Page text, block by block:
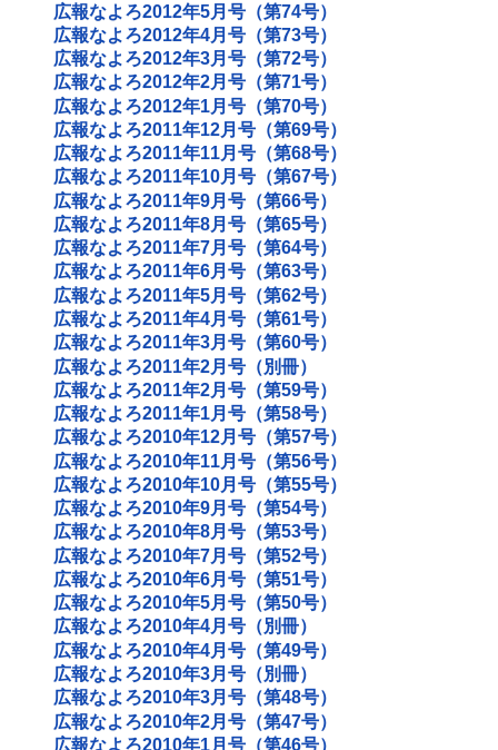
広報なよろ2012年5月号（第74号）
広報なよろ2012年4月号（第73号）
広報なよろ2012年3月号（第72号）
広報なよろ2012年2月号（第71号）
広報なよろ2012年1月号（第70号）
広報なよろ2011年12月号（第69号）
広報なよろ2011年11月号（第68号）
広報なよろ2011年10月号（第67号）
広報なよろ2011年9月号（第66号）
広報なよろ2011年8月号（第65号）
広報なよろ2011年7月号（第64号）
広報なよろ2011年6月号（第63号）
広報なよろ2011年5月号（第62号）
広報なよろ2011年4月号（第61号）
広報なよろ2011年3月号（第60号）
広報なよろ2011年2月号（別冊）
広報なよろ2011年2月号（第59号）
広報なよろ2011年1月号（第58号）
広報なよろ2010年12月号（第57号）
広報なよろ2010年11月号（第56号）
広報なよろ2010年10月号（第55号）
広報なよろ2010年9月号（第54号）
広報なよろ2010年8月号（第53号）
広報なよろ2010年7月号（第52号）
広報なよろ2010年6月号（第51号）
広報なよろ2010年5月号（第50号）
広報なよろ2010年4月号（別冊）
広報なよろ2010年4月号（第49号）
広報なよろ2010年3月号（別冊）
広報なよろ2010年3月号（第48号）
広報なよろ2010年2月号（第47号）
広報なよろ2010年1月号（第46号）